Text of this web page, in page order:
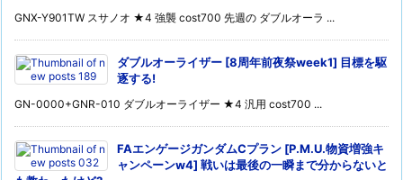
GNX-Y901TW スサノオ ★4 強襲 cost700 先週の ダブルオーラ ...
ダブルオーライザー [8周年前夜祭week1] 目標を駆
逐する!
GN-0000+GNR-010 ダブルオーライザー ★4 汎用 cost700 ...
FAエンゲージガンダムCプラン [P.M.U.物資増強キ
ャンペーンw4] 戦いは最後の一瞬まで分からないと